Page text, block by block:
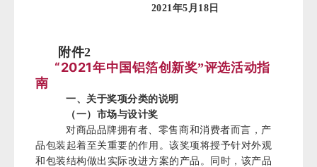
2021年5月18日
附件2
“2021年中国铝箔创新奖”评选活动指
南
一、关于奖项分类的说明
（一）市场与设计奖
对商品品牌拥有者、零售商和消费者而言，产
品包装起着至关重要的作用。该奖项将授予针对外观
和包装结构做出实际改进方案的产品。同时，该产品